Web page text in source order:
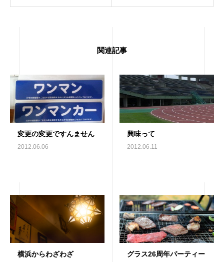
関連記事
変更の変更ですんません
2012.06.06
興味って
2012.06.11
横浜からわざわざ
グラス26周年パーティー